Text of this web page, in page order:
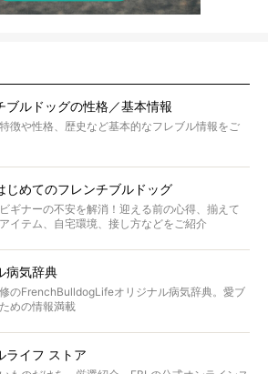
ブルドッグの性格／基本情報
徴や性格、歴史など基本的なフレブル情報をご
じめてのフレンチブルドッグ
ギナーの不安を解消！迎える前の心得、揃えて
イテム、自宅環境、接し方などをご紹介
病気辞典
のFrenchBulldogLifeオリジナル病気辞典。愛ブ
めの情報満載
ライフ ストア